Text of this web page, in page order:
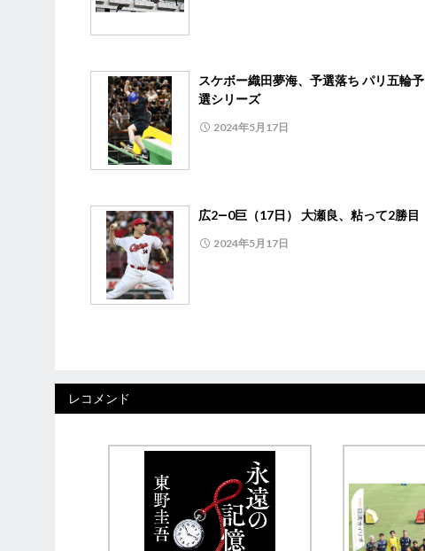
スケボー織田夢海、予選落ち パリ五輪予
選シリーズ
2024年5月17日
広2―0巨（17日） 大瀬良、粘って2勝目
2024年5月17日
レコメンド